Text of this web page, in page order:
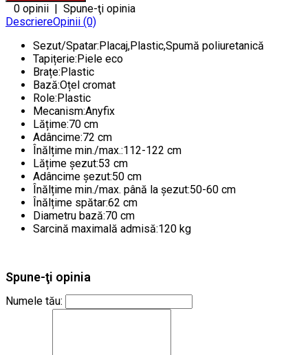
0 opinii | Spune-ţi opinia
DescriereOpinii (0)
Sezut/Spatar:Placaj,Plastic,Spumă poliuretanică
Tapițerie:Piele eco
Brațe:Plastic
Bază:Oțel cromat
Role:Plastic
Mecanism:Anyfix
Lățime:70 cm
Adâncime:72 cm
Înălțime min./max.:112-122 cm
Lățime șezut:53 cm
Adâncime șezut:50 cm
Înălțime min./max. până la șezut:50-60 cm
Înălțime spătar:62 cm
Diametru bază:70 cm
Sarcină maximală admisă:120 kg
Spune-ţi opinia
Numele tău: